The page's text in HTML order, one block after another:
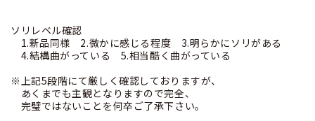
ソリレベル確認
1.新品同様 2.微かに感じる程度 3.明らかにソリがある
4.結構曲がっている 5.相当酷く曲がっている
※上記5段階にて厳しく確認しておりますが、
あくまでも主観となりますので完全、
完璧ではないことを何卒ご了承下さい。